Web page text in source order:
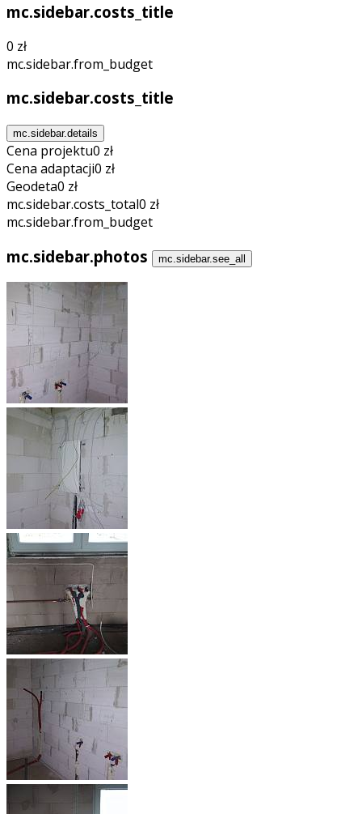
mc.sidebar.costs_title
0 zł
mc.sidebar.from_budget
mc.sidebar.costs_title
mc.sidebar.details
Cena projektu0 zł
Cena adaptacji0 zł
Geodeta0 zł
mc.sidebar.costs_total0 zł
mc.sidebar.from_budget
mc.sidebar.photos mc.sidebar.see_all